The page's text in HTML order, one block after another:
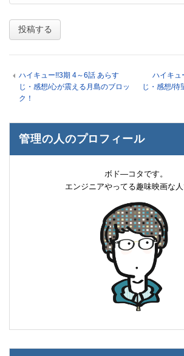
ハイキュー!!3期 4～6話 あらす
じ・感想/心が震える月島のブロッ
ク！
ハイキュ
じ・感想/待
管理の人のプロフィール
ボド―コタです。
エンジニアやってる趣味映画な人